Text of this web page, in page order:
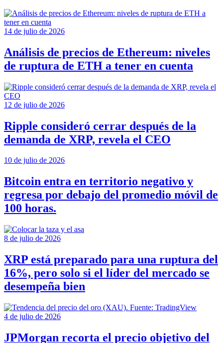
14 de julio de 2026
Análisis de precios de Ethereum: niveles
de ruptura de ETH a tener en cuenta
12 de julio de 2026
Ripple consideró cerrar después de la
demanda de XRP, revela el CEO
10 de julio de 2026
Bitcoin entra en territorio negativo y
regresa por debajo del promedio móvil de
100 horas.
8 de julio de 2026
XRP está preparado para una ruptura del
16%, pero solo si el líder del mercado se
desempeña bien
4 de julio de 2026
JPMorgan recorta el precio objetivo del